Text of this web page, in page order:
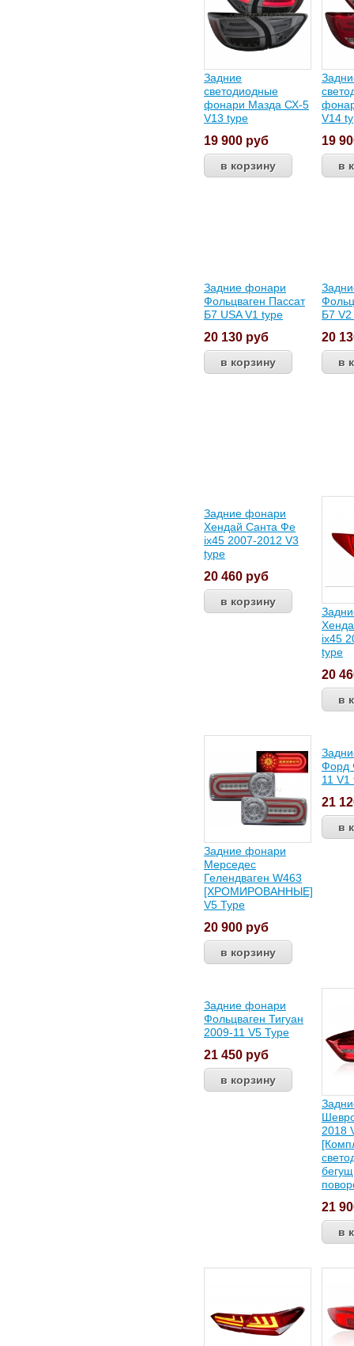
Задние
светодиодные
фонари Мазда СХ-5
V13 type
19 900 руб
V14
19
Задние фонари
Фольцваген Пассат
Б7 USA V1 type
20 130 руб
Б7
20
Задние фонари
Хендай Санта Фе
ix45 2007-2012 V3
type
20 460 руб
ix45
type
20
Задние фонари
Мерседес
Гелендваген W463
[ХРОМИРОВАННЫЕ]
V5 Type
20 900 руб
Форд
11 V1
21
Задние фонари
Фольцваген Тигуан
2009-11 V5 Type
21 450 руб
2018
21